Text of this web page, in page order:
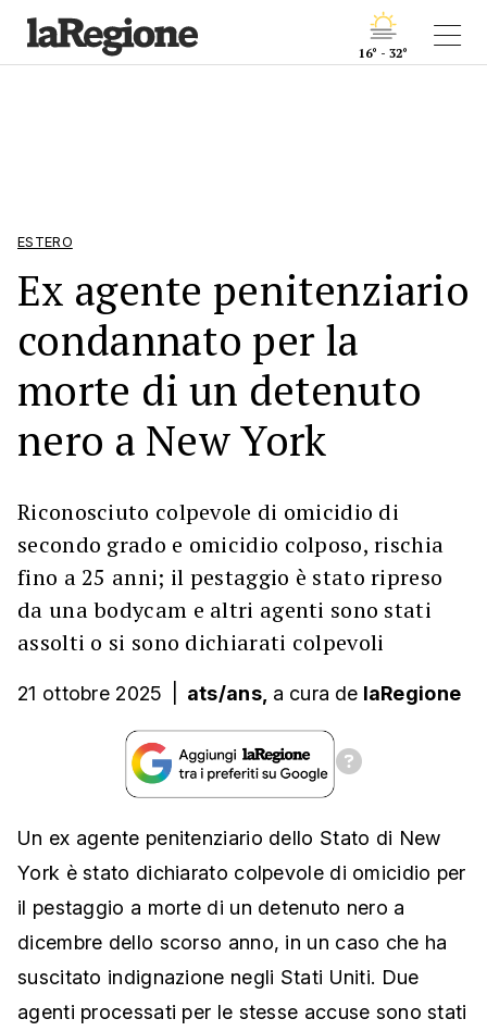
16° - 32°
ESTERO
Ex agente penitenziario
condannato per la
morte di un detenuto
nero a New York
Riconosciuto colpevole di omicidio di
secondo grado e omicidio colposo, rischia
fino a 25 anni; il pestaggio è stato ripreso
da una bodycam e altri agenti sono stati
assolti o si sono dichiarati colpevoli
21 ottobre 2025 ats/ans, a cura de laRegione
Un ex agente penitenziario dello Stato di New
York è stato dichiarato colpevole di omicidio per
il pestaggio a morte di un detenuto nero a
dicembre dello scorso anno, in un caso che ha
suscitato indignazione negli Stati Uniti. Due
agenti processati per le stesse accuse sono stati